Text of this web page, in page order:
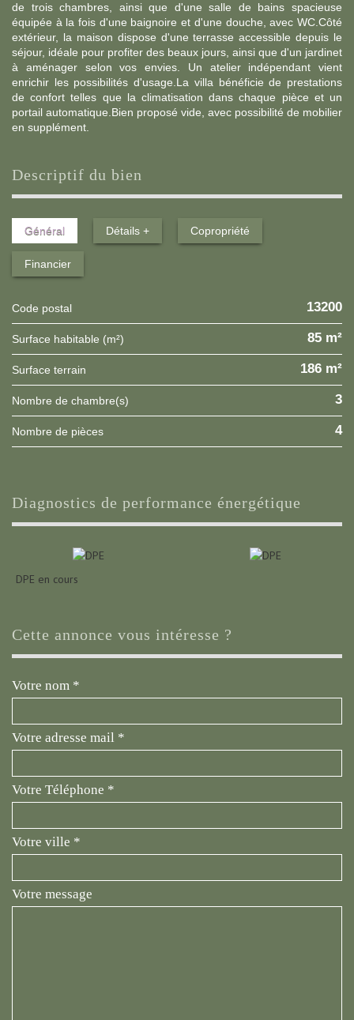
de trois chambres, ainsi que d'une salle de bains spacieuse
équipée à la fois d'une baignoire et d'une douche, avec WC.Côté
extérieur, la maison dispose d'une terrasse accessible depuis le
séjour, idéale pour profiter des beaux jours, ainsi que d'un jardinet
à aménager selon vos envies. Un atelier indépendant vient
enrichir les possibilités d'usage.La villa bénéficie de prestations
de confort telles que la climatisation dans chaque pièce et un
portail automatique.Bien proposé vide, avec possibilité de mobilier
en supplément.
descriptif du bien
Général Détails + Copropriété
Financier
Code postal 13200
Surface habitable (m²) 85 m²
surface terrain 186 m²
Nombre de chambre(s) 3
Nombre de pièces 4
diagnostics de performance énergétique
DPE en cours
cette annonce vous intéresse ?
Votre nom *
Votre adresse mail *
Votre Téléphone *
Votre ville *
Votre message